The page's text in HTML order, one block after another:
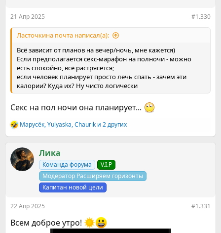
21 Апр 2025 #1.330
Ласточкина почта написал(а):
Всё зависит от планов на вечер/ночь, мне кажется)
Если предполагается секс-марафон на полночи - можно
есть спокойно, всë растрясëтся;
если человек планирует просто лечь спать - зачем эти
калории? Куда их? Ну чисто логически
Секс на пол ночи она планирует...
Р
е
к
ц
и
Марусёк,Yulyaska,Chaurik и 2 других
Ликa
Команда форума
V.I.P
Модератор Расширяем горизонты
Капитан новой цели
22 Апр 2025 #1.331
Всем доброе утро!